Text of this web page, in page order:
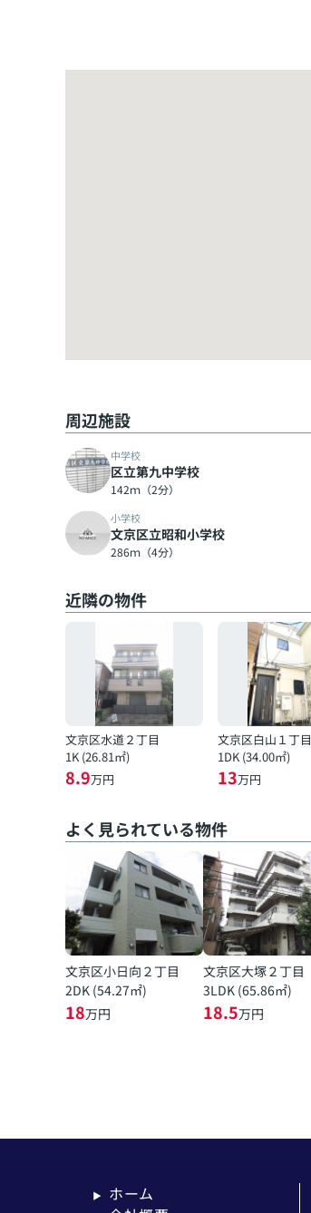
周辺施設
中学校
区立第九中学校
142ｍ（2分）
小学校
文京区立昭和小学校
286ｍ（4分）
近隣の物件
文京区水道２丁目
1K (26.81㎡)
8.9万円
文京区白山１丁目
1DK (34.00㎡)
13万円
よく見られている物件
文京区小日向２丁目
2DK (54.27㎡)
18万円
文京区大塚２丁目
3LDK (65.86㎡)
18.5万円
▶ ホーム